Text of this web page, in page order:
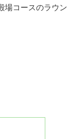
コースのラウン